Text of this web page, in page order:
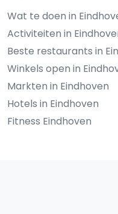
Wat te doen in
Activiteiten in
Beste restaurants in
Winkels open in
Markten in Eindhoven
Hotels in Eindhoven
Fitness Eindhoven